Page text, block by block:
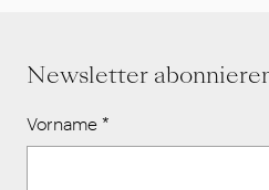
Newsletter
Vorname *